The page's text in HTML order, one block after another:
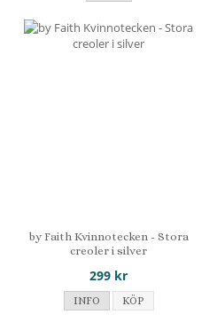
by Faith Kvinnotecken - Stora
creoler i silver
299 kr
INFO KÖP